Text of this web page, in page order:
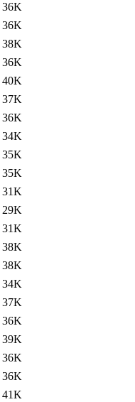
36K
36K
38K
36K
40K
37K
36K
34K
35K
35K
31K
29K
31K
38K
38K
34K
37K
36K
39K
36K
36K
41K